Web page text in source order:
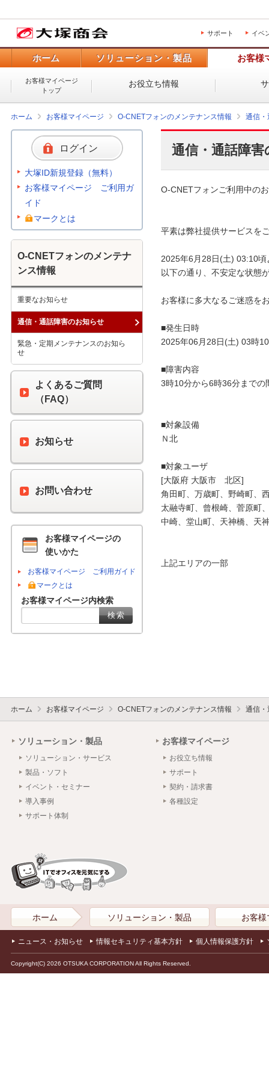
サポート イベ
ホーム ソリューション・製品 お客様
お客様マイページ
トップ
お役立ち情報
ホーム お客様マイページ O-CNETフォンのメンテナンス情報 通信・
通信・通話障
O-CNETフォンご利用中の
平素は弊社提供サービスを
2025年6月28日(土) 03:10
以下の通り、不安定な状態
お客様に多大なるご迷惑を
■発生日時
2025年06月28日(土) 03時
■障害内容
3時10分から6時36分までの
■対象設備
Ｎ北
■対象ユーザ
[大阪府 大阪市　北区]
角田町、万歳町、野崎町、
太融寺町、曾根崎、菅原町
中崎、堂山町、天神橋、天
上記エリアの一部
ログイン
大塚ID新規登録（無料）
お客様マイページ ご利用ガ
イド
マークとは
O-CNETフォンのメンテナ
ンス情報
重要なお知らせ
通信・通話障害のお知らせ
緊急・定期メンテナンスのお知ら
せ
よくあるご質問
（FAQ）
お知らせ
お問い合わせ
お客様マイページの
使いかた
お客様マイページ ご利用ガイド
マークとは
お客様マイページ内検索
ホーム お客様マイページ O-CNETフォンのメンテナンス情報 通信・
ソリューション・製品
ソリューション・サービス
製品・ソフト
イベント・セミナー
導入事例
サポート体制
お客様マイページ
お役立ち情報
サポート
契約・請求書
各種設定
ホーム ソリューション・製品 お客様
ニュース・お知らせ 情報セキュリティ基本方針 個人情報保護方針
Copyright(C) 2026 OTSUKA CORPORATION All Rights Reserved.